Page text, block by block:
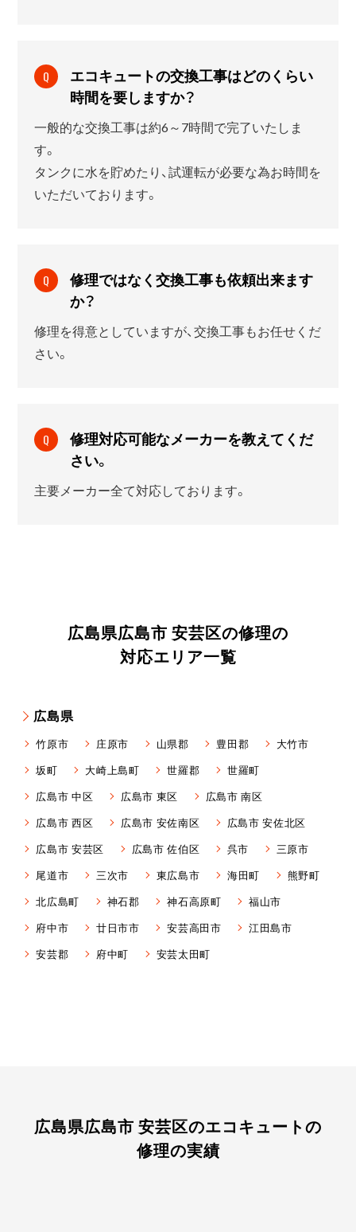
Q
エコキュートの交換工事はどのくらい
時間を要しますか？
一般的な交換工事は約6～7時間で完了いたしま
す。
タンクに水を貯めたり、試運転が必要な為お時間を
いただいております。
Q
修理ではなく交換工事も依頼出来ます
か？
修理を得意としていますが、交換工事もお任せくだ
さい。
Q
修理対応可能なメーカーを教えてくだ
さい。
主要メーカー全て対応しております。
広島県広島市 安芸区の修理の
対応エリア一覧
広島県
竹原市 庄原市 山県郡 豊田郡
大竹市
坂町
大崎上島町 世羅郡
世羅町
広島市 中区
広島市 東区
広島市 南区
広島市 西区
広島市 安佐南区
広島市 安佐北区
広島市 安芸区
広島市 佐伯区 呉市
三原市
尾道市
三次市 東広島市 海田町
熊野町
北広島町
神石郡 神石高原町
福山市
府中市
廿日市市 安芸高田市
江田島市
安芸郡
府中町 安芸太田町
広島県広島市 安芸区のエコキュートの
修理の実績